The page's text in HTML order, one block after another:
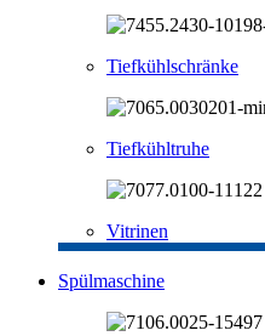
Tiefkühlschränke
Tiefkühltruhe
Vitrinen
Spülmaschine